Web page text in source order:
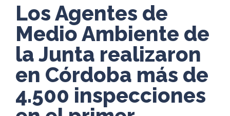
Los Agentes de
Medio Ambiente de
la Junta realizaron
en Córdoba más de
4.500 inspecciones